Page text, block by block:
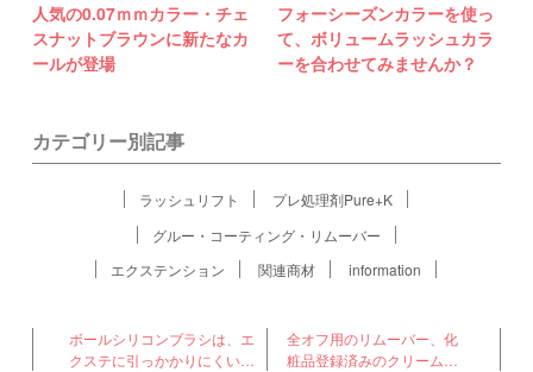
人気の0.07ｍｍカラー・チェ
スナットブラウンに新たなカ
ールが登場
フォーシーズンカラーを使っ
て、ボリュームラッシュカラ
ーを合わせてみませんか？
カテゴリー別記事
ラッシュリフト
プレ処理剤Pure+K
グルー・コーティング・リムーバー
エクステンション
関連商材 information
ボールシリコンブラシは、エ
クステに引っかかりにくいコ
全オフ用のリムーバー、化
粧品登録済みのクリームリ